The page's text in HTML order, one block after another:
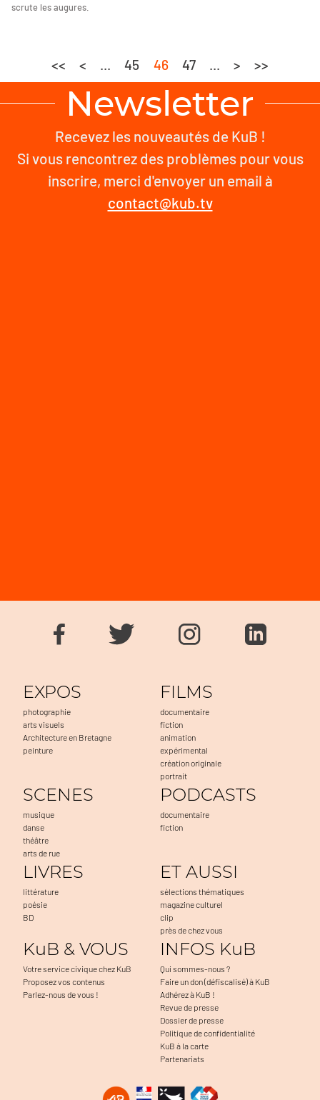
scrute les augures.
<< < ... 45 46 47 ... > >>
Newsletter
Recevez les nouveautés de KuB !
Si vous rencontrez des problèmes pour vous
inscrire, merci d'envoyer un email à
contact@kub.tv
EXPOS
photographie
arts visuels
Architecture en Bretagne
peinture
FILMS
documentaire
fiction
animation
expérimental
création originale
portrait
SCENES
musique
danse
théâtre
arts de rue
PODCASTS
documentaire
fiction
LIVRES
littérature
poésie
BD
ET AUSSI
sélections thématiques
magazine culturel
clip
près de chez vous
KuB & VOUS
Votre service civique chez KuB
Proposez vos contenus
Parlez-nous de vous !
INFOS KuB
Qui sommes-nous ?
Faire un don (défiscalisé) à KuB
Adhérez à KuB !
Revue de presse
Dossier de presse
Politique de confidentialité
KuB à la carte
Partenariats